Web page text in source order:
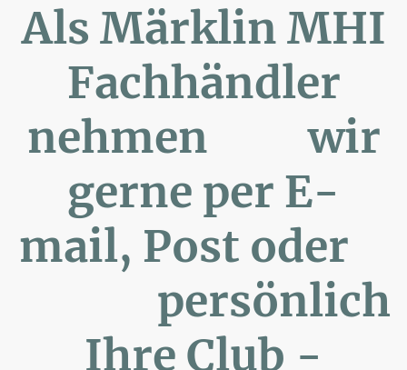
Als Märklin MHI
Fachhändler
nehmen wir
gerne per E-
mail, Post oder
persönlich
Ihre Club -